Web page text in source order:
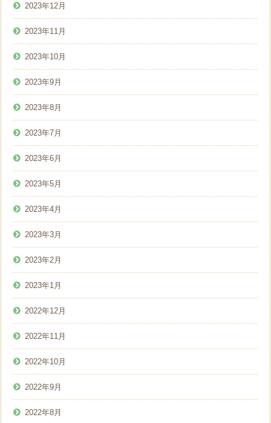
2023年12月
2023年11月
2023年10月
2023年9月
2023年8月
2023年7月
2023年6月
2023年5月
2023年4月
2023年3月
2023年2月
2023年1月
2022年12月
2022年11月
2022年10月
2022年9月
2022年8月